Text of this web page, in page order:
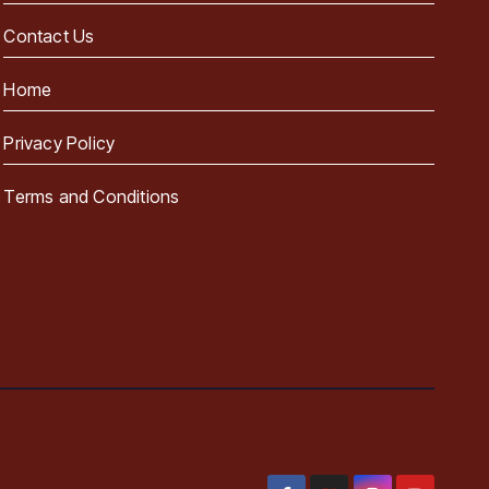
Contact Us
Home
Privacy Policy
Terms and Conditions